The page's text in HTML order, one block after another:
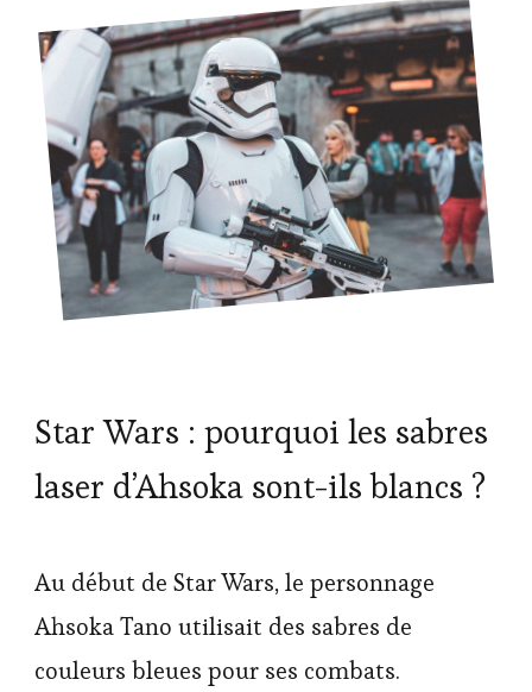
Star Wars : pourquoi les sabres
laser d’Ahsoka sont-ils blancs ?
Au début de Star Wars, le personnage
Ahsoka Tano utilisait des sabres de
couleurs bleues pour ses combats.